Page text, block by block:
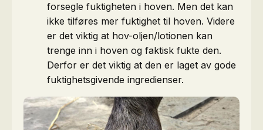
forsegle fuktigheten i hoven. Men det kan
ikke tilføres mer fuktighet til hoven. Videre
er det viktig at hov-oljen/lotionen kan
trenge inn i hoven og faktisk fukte den.
Derfor er det viktig at den er laget av gode
fuktighetsgivende ingredienser.